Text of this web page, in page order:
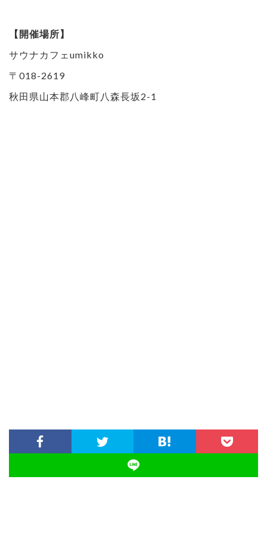
【開催場所】
サウナカフェumikko
〒018-2619
秋田県山本郡八峰町八森長坂2-1